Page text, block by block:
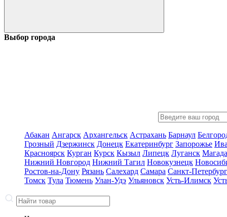
Выбор города
Абакан Ангарск Архангельск Астрахань Барнаул
Грозный Дзержинск Донецк Екатеринбург Запорожье
Красноярск Курган Курск Кызыл Липецк Луганск
Нижний Новгород Нижний Тагил Новокузнецк
Ростов-на-Дону Рязань Салехард Самара Санкт-Петербург
Томск Тула Тюмень Улан-Удэ Ульяновск Усть-Илимск